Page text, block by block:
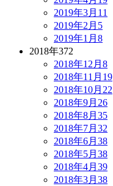
2019年3月 11
2019年2月 5
2019年1月 8
2018年372
2018年12月 8
2018年11月 19
2018年10月 22
2018年9月 26
2018年8月 35
2018年7月 32
2018年6月 38
2018年5月 38
2018年4月 39
2018年3月 38